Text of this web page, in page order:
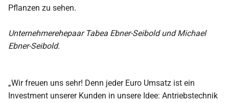
Unternehmerehepaar Tabea Ebner-Seibold und Michael
Ebner-Seibold.
„Wir freuen uns sehr! Denn jeder Euro Umsatz ist ein
Investment unserer Kunden in unsere Idee: Antriebstechnik